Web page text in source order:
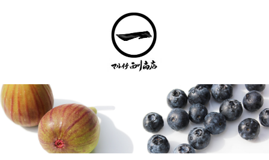
トップページ
取扱商品一覧
ネットショップ取扱商品